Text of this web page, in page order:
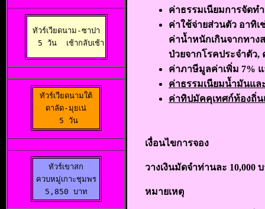
ทัวร์เวียดนาม-ซาปา
  5 วัน
เช้ากลับเช้า
ทัวร์เวียดนามใต้
ดาลัด-มุยเน่
  5 วัน
ทัวร์เขาสก
ควบหมู่เกาะชุมพร
5,850 บาท
ค่าธรรมเนียมการจัดท
ค่าใช้จ่ายส่วนตัว อา
ค่าน้ำหนักเกินจากทาง
ป่วยจากโรคประจำตัว,
ค่าภาษีมูลค่าเพิ่ม 7%
ค่าธรรมเนียมน้ำมันแ
ค่าทิปมัคคุเทศก์ท้องถิ่น
เงื่อนไขการจอง
วางเงินมัดจำท่านละ 10,000
หมายเหตุ